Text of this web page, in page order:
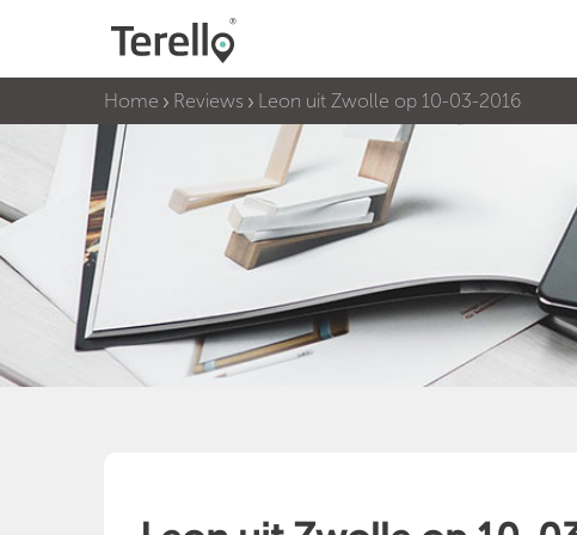
Home Reviews Leon uit Zwolle op 10-03-2016